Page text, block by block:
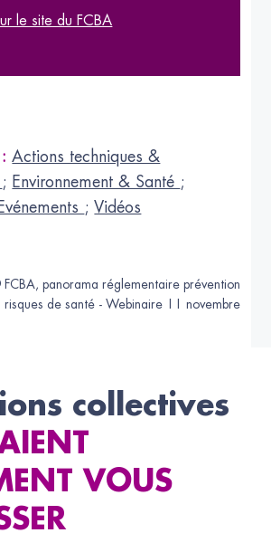
le site du FCBA
Actions techniques &
; Environnement & Santé ;
Evénements ; Vidéos
panorama réglementaire prévention
risques de santé - Webinaire 11 novembre
collectives
VOUS